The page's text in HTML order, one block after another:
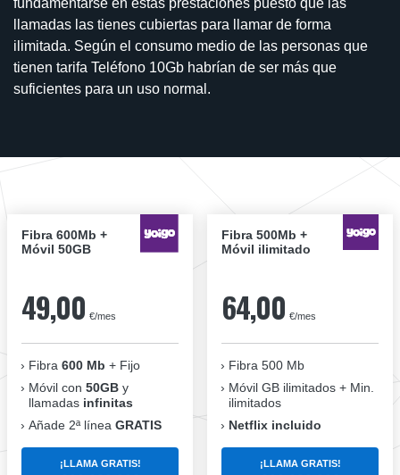
fundamentarse en estas prestaciones puesto que las
llamadas las tienes cubiertas para llamar de forma
ilimitada. Según el consumo medio de las personas que
tienen tarifa Teléfono 10Gb habrían de ser más que
suficientes para un uso normal.
Fibra 600Mb +
Móvil 50GB
49,00 €/mes
Fibra 600 Mb + Fijo
Móvil con 50GB y
llamadas infinitas
Añade 2ª línea GRATIS
¡LLAMA GRATIS!
Fibra 500Mb +
Móvil ilimitado
64,00 €/mes
Fibra 500 Mb
Móvil GB ilimitados + Min.
ilimitados
Netflix incluido
¡LLAMA GRATIS!